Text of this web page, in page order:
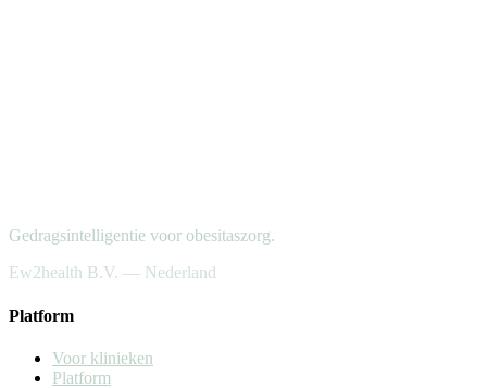
Gedragsintelligentie voor obesitaszorg.
Ew2health B.V. — Nederland
Platform
Voor klinieken
Platform